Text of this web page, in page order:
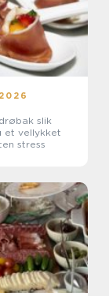
slik
et vellykket
stress